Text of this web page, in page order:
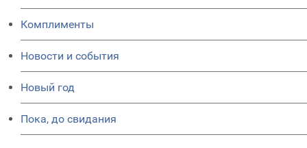
Комплименты
Новости и события
Новый год
Пока, до свидания